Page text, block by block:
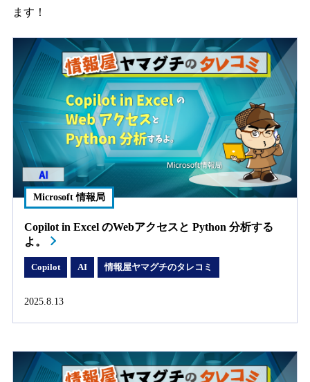
ます！
Microsoft 情報局
Copilot in Excel のWebアクセスと Python 分析する
よ。
Copilot AI 情報屋ヤマグチのタレコミ
2025.8.13